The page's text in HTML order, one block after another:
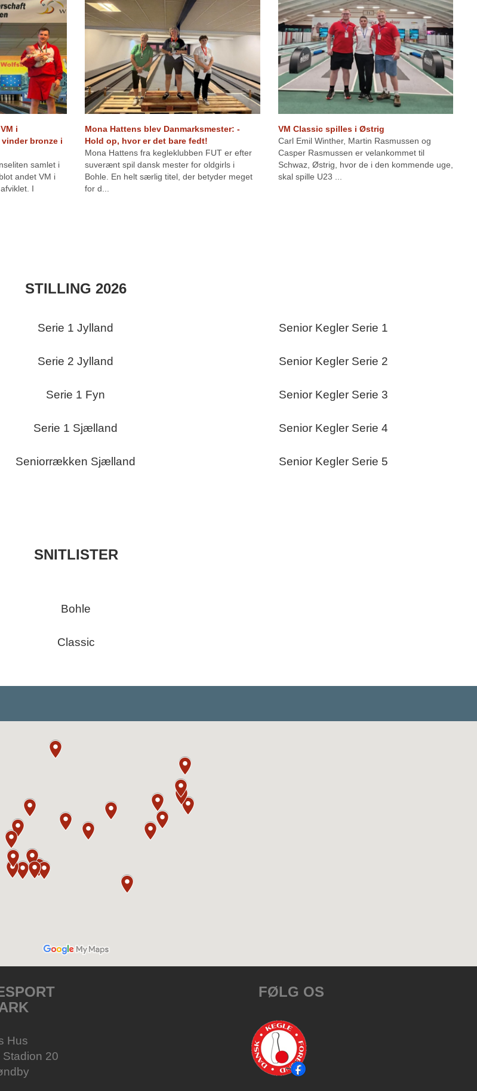
i
bronze i
samlet i
andet VM i
I
Mona Hattens blev Danmarksmester: -
Hold op, hvor er det bare fedt!
Mona Hattens fra kegleklubben FUT er efter
suverænt spil dansk mester for oldgirls i
Bohle. En helt særlig titel, der betyder meget
for d...
VM Classic spilles i Østrig
Carl Emil Winther, Martin Rasmussen og
Casper Rasmussen er velankommet til
Schwaz, Østrig, hvor de i den kommende uge,
skal spille U23 ...
STILLING 2026
Serie 1 Jylland
Serie 2 Jylland
Serie 1 Fyn
Serie 1 Sjælland
Seniorrækken Sjælland
Senior Kegler Serie 1
Senior Kegler Serie 2
Senior Kegler Serie 3
Senior Kegler Serie 4
Senior Kegler Serie 5
SNITLISTER
Bohle
Classic
Hus
20
FØLG OS